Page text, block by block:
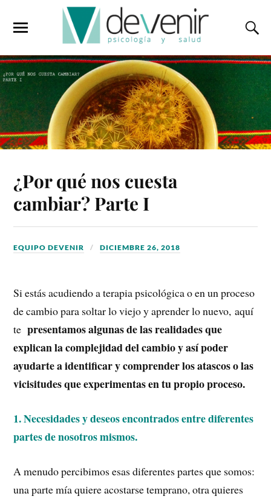
¿Por qué nos cuesta
cambiar? Parte I
EQUIPO DEVENIR DICIEMBRE 26, 2018
Si estás acudiendo a terapia psicológica o en un proceso
de cambio para soltar lo viejo y aprender lo nuevo, aquí
tepresentamos algunas de las realidades que
explican la complejidad del cambio y así poder
ayudarte a identificar y comprender los atascos o las
vicisitudes que experimentas en tu propio proceso.
1. Necesidades y deseos encontrados entre diferentes
partes de nosotros mismos.
A menudo percibimos esas diferentes partes que somos:
una parte mía quiere acostarse temprano, otra quieres